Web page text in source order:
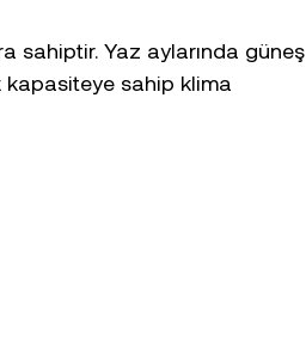
sahiptir. Yaz aylarında güneş
kapasiteye sahip klima